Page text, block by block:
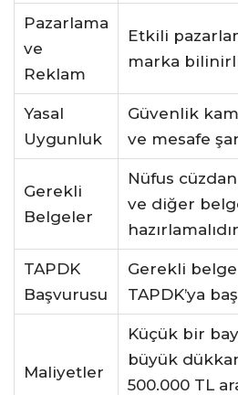
Pazarlama
ve
Reklam
Etkili
marka
Yasal
Uygunluk
Güvenlik
ve mesafe
Gerekli
Belgeler
Nüfus
ve diğer
TAPDK
Başvurusu
Gerekli
TAPDK’ya
Maliyetler
Küçük bir
büyük
500.000 TL